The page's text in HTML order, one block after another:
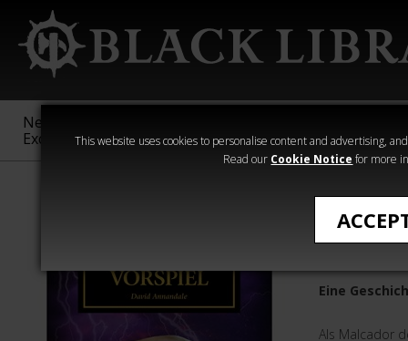
This website uses cookies to personalise content and advertising,
Read our Cookie Notice for more
New &
Exclusive
Sigmar
40,000
Heresy
Nikaeas
Eine
Als Malcador